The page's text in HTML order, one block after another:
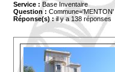
Service : Base Inventaire
Question : Commune='MENTON'
Réponse(s) :il y a 138 réponses